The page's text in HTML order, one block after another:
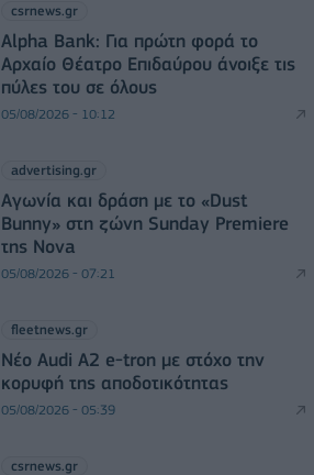
csrnews.gr
Alpha Bank: Για πρώτη φορά το
Αρχαίο Θέατρο Επιδαύρου άνοιξε τις
πύλες του σε όλους
05/08/2026 - 10:12
advertising.gr
Αγωνία και δράση με το «Dust
Bunny» στη ζώνη Sunday Premiere
της Nova
05/08/2026 - 07:21
fleetnews.gr
Νέο Audi A2 e-tron με στόχο την
κορυφή της αποδοτικότητας
05/08/2026 - 05:39
csrnews.gr